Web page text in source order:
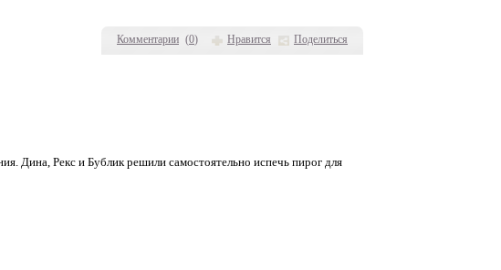
Комментарии (0) Нравится Поделиться
Дина, Рекс и Бублик решили самостоятельно испечь пирог для